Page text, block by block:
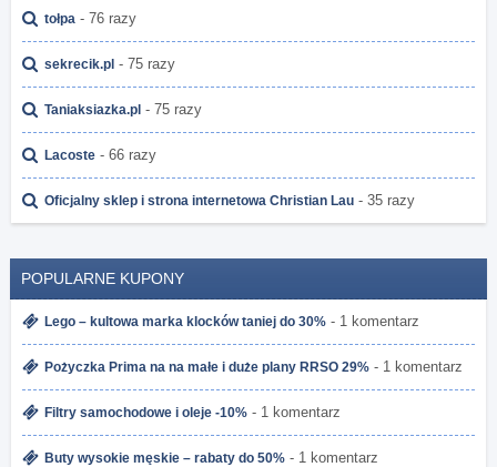
tołpa - 76 razy
sekrecik.pl - 75 razy
Taniaksiazka.pl - 75 razy
Lacoste - 66 razy
Oficjalny sklep i strona internetowa Christian Lau - 35 razy
POPULARNE KUPONY
Lego – kultowa marka klocków taniej do 30% - 1 komentarz
Pożyczka Prima na na małe i duże plany RRSO 29% - 1 komentarz
Filtry samochodowe i oleje -10% - 1 komentarz
Buty wysokie męskie – rabaty do 50% - 1 komentarz